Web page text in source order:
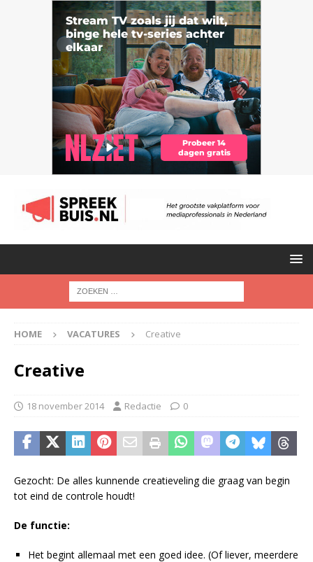
HOME VACATURES Creative
Creative
18 november 2014 Redactie 0
Gezocht: De alles kunnende creatieveling die graag van begin
tot eind de controle houdt!
De functie:
Het begint allemaal met een goed idee. (Of liever, meerdere